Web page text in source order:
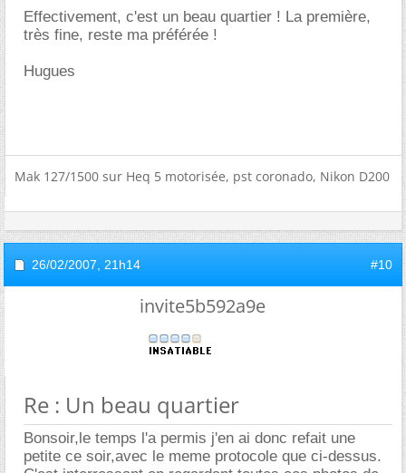
Effectivement, c'est un beau quartier ! La première,
très fine, reste ma préférée !
Hugues
Mak 127/1500 sur Heq 5 motorisée, pst coronado, Nikon D200
26/02/2007, 21h14 #10
invite5b592a9e
Re : Un beau quartier
Bonsoir,le temps l'a permis j'en ai donc refait une
petite ce soir,avec le meme protocole que ci-dessus.